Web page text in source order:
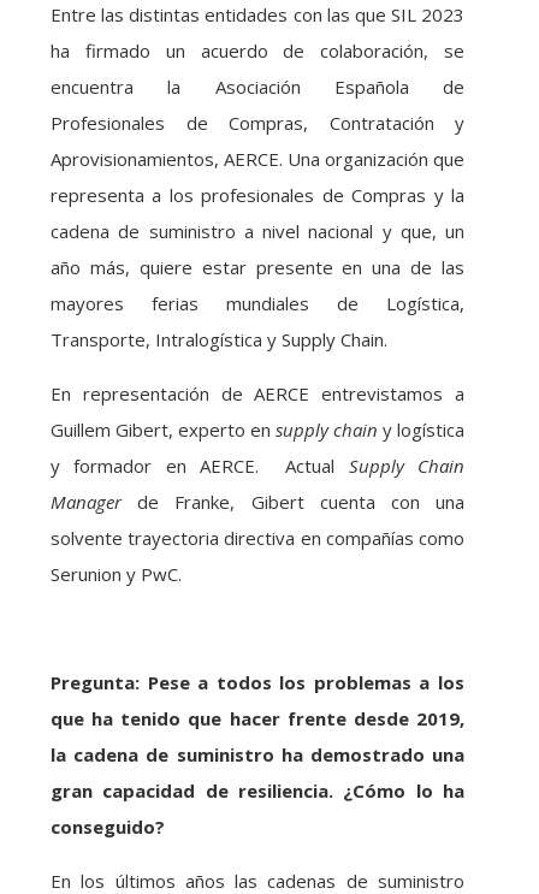
Entre las distintas entidades con las que SIL 2023
ha firmado un acuerdo de colaboración, se
encuentra la Asociación Española de
Profesionales de Compras, Contratación y
Aprovisionamientos, AERCE. Una organización que
representa a los profesionales de Compras y la
cadena de suministro a nivel nacional y que, un
año más, quiere estar presente en una de las
mayores ferias mundiales de Logística,
Transporte, Intralogística y Supply Chain.
En representación de AERCE entrevistamos a
Guillem Gibert, experto en supply chain y logística
y formador en AERCE. Actual Supply Chain
Managerde Franke, Gibert cuenta con una
solvente trayectoria directiva en compañías como
Serunion y PwC.
Pregunta: Pese a todos los problemas a los
que ha tenido que hacer frente desde 2019,
la cadena de suministro ha demostrado una
gran capacidad de resiliencia. ¿Cómo lo ha
conseguido?
En los últimos años las cadenas de suministro